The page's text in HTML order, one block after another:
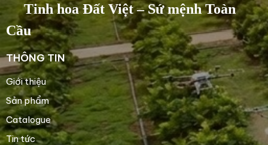
Tinh hoa Đất Việt – Sứ mệnh Toàn
Cầu
THÔNG TIN
Giới thiệu
Sản phẩm
Catalogue
Tin tức